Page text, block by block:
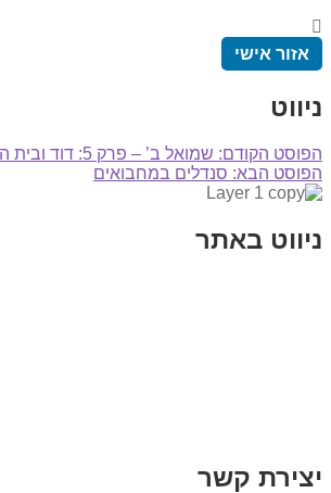
אזור אישי
ניווט
הפוסט הקודם: שמואל ב’ – פרק 5: דוד ובית המקדש
הפוסט הבא: סנדלים במחבואים
ניווט באתר
יצירת קשר